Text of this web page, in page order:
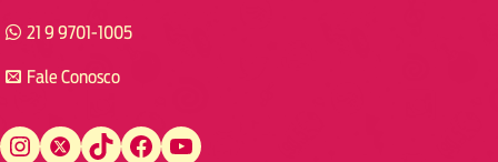
21 9 9701-1005
Fale Conosco
Instagram Twitter TikTok Facebook YouTube